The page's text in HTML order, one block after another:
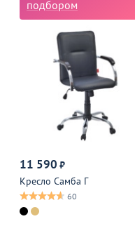
подбором
11 590 ₽
Кресло Самба Г
60